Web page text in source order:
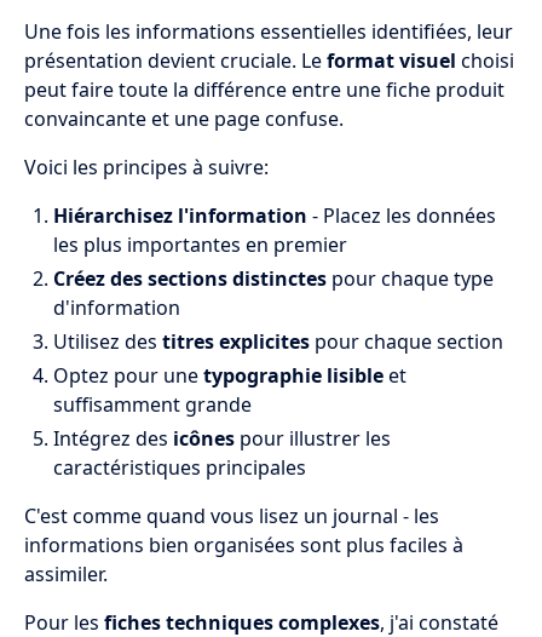
Une fois les informations essentielles identifiées, leur
présentation devient cruciale. Leformat visuel choisi
peut faire toute la différence entre une fiche produit
convaincante et une page confuse.
Voici les principes à suivre:
Hiérarchisez l'information - Placez les données
les plus importantes en premier
Créez des sections distinctes pour chaque type
d'information
Utilisez des titres explicites pour chaque section
Optez pour unetypographie lisibleet
suffisamment grande
Intégrez des icônes pour illustrer les
caractéristiques principales
C'est comme quand vous lisez un journal - les
informations bien organisées sont plus faciles à
assimiler.
Pour les fiches techniques complexes, j'ai constaté